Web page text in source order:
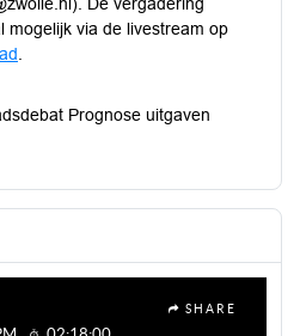
mogelijk via de livestream op
Prognose uitgaven